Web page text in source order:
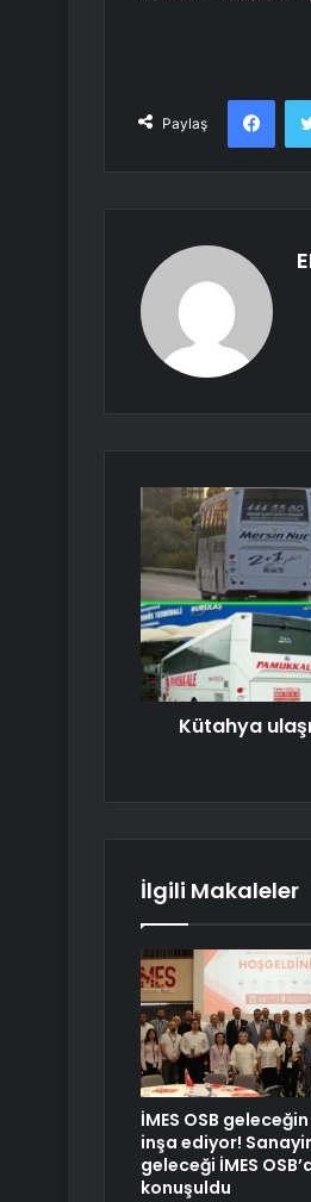
Paylaş
Kütahya
İlgili Makaleler
İMES OSB
inşa ediyor!
geleceği İMES
konuşuldu